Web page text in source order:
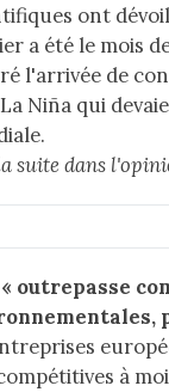
ont
a été le mois
l'arrivée de
Niña qui
suite dans
outrepasse
à